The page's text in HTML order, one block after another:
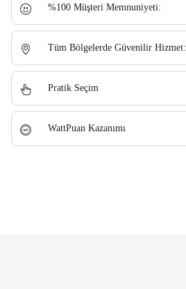
%100 Müşteri Memnuniyeti:
Tüm Bölgelerde Güvenilir Hizmet:
Pratik Seçim
WattPuan Kazanımı